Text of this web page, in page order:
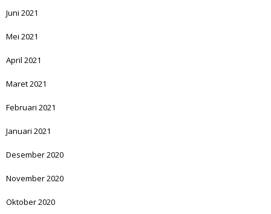
Juni 2021
Mei 2021
April 2021
Maret 2021
Februari 2021
Januari 2021
Desember 2020
November 2020
Oktober 2020